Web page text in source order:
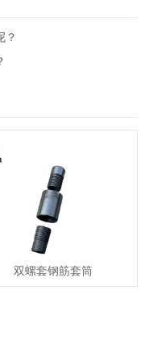
？
双螺套钢筋套筒